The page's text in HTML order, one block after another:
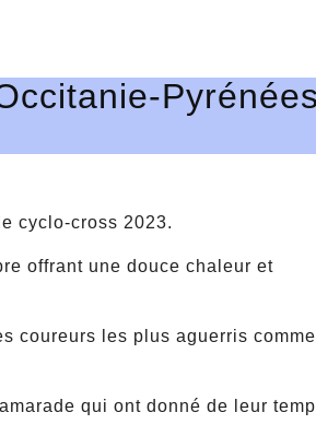
cyclo-cross 2023.
offrant une douce chaleur et
coureurs les plus aguerris
qui ont donné de leur